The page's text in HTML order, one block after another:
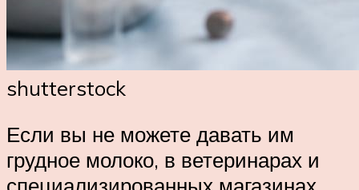
shutterstock
Если вы не можете давать им
грудное молоко, в ветеринарах и